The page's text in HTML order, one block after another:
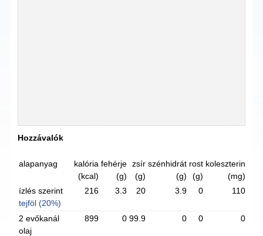
Hozzávalók
alapanyag
kalória
(kcal)
fehérje
(g)
zsír
(g)
szénhidrát
(g)
rost
(g)
koleszterin
(mg)
ízlés szerint
tejföl (20%)
216 3.3 20 3.9 0 110
2 evőkanál
olaj
899 0 99.9 0 0 0